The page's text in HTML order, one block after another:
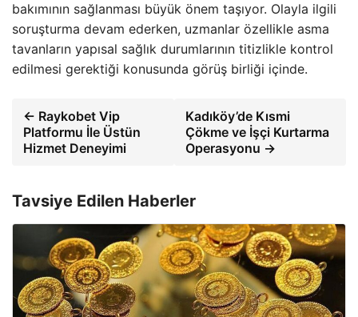
bakımının sağlanması büyük önem taşıyor. Olayla ilgili
soruşturma devam ederken, uzmanlar özellikle asma
tavanların yapısal sağlık durumlarının titizlikle kontrol
edilmesi gerektiği konusunda görüş birliği içinde.
← Raykobet Vip
Platformu İle Üstün
Hizmet Deneyimi
Kadıköy’de Kısmi
Çökme ve İşçi Kurtarma
Operasyonu →
Tavsiye Edilen Haberler